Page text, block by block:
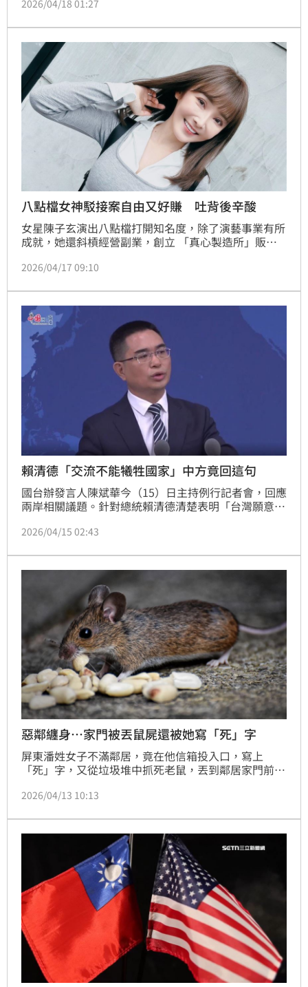
朋友吃喝玩樂，到現在會計較一些小錢，想求助網友開
她增加被動收入，或許能有所改善。
2026/04/18 01:27
八點檔女神駁接案自由又好賺 吐背後辛酸
女星陳子玄演出八點檔打開知名度，除了演藝事業有所
成就，她還斜槓經營副業，創立 「真心製造所」販售
由、好賺等想法，不過她卻吐露背後辛酸，直呼「很多
2026/04/17 09:10
賴清德「交流不能犧牲國家」中方竟回這句
國台辦發言人陳斌華今（15）日主持例行記者會，回應
兩岸相關議題。針對總統賴清德清楚表明「台灣願意交
價」的堅定立場。陳斌華反指控，賴清德上台以來，
2026/04/15 02:43
惡鄰纏身…家門被丟鼠屍還被她寫「死」字
屏東潘姓女子不滿鄰居，竟在他信箱投入口，寫上
「死」字，又從垃圾堆中抓死老鼠，丟到鄰居家門前的
自由、竊盜等前科，即使鄰居表明只要認罪、道歉，就
全罪，處2個月有期徒刑，得易科罰金，可上訴。
2026/04/13 10:13